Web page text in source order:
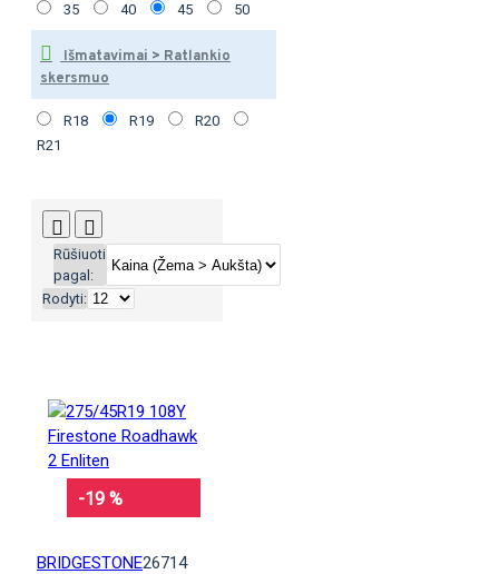
35 40 45 50
Išmatavimai > Ratlankio
skersmuo
R18 R19
R20
R21
Rūšiuoti
pagal:
Rodyti:
-19 %
BRIDGESTONE26714